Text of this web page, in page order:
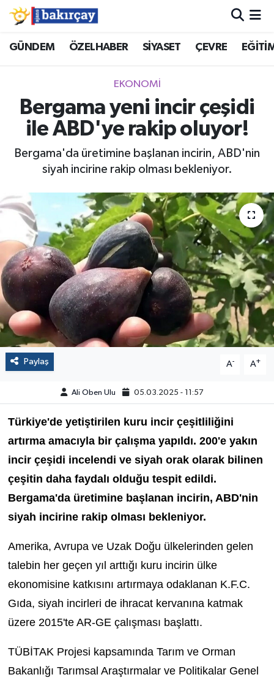
GÜNDEM ÖZELHABER SİYASET ÇEVRE
EKONOMİ
Bergama yeni incir çeşidi
ile ABD'ye rakip oluyor!
Bergama'da üretimine başlanan incirin, ABD'nin
siyah incirine rakip olması bekleniyor.
Paylaş A- A+
Ali Oben Ulu 05.03.2025 - 11:57
Türkiye'de yetiştirilen kuru incir çeşitliliğini
artırma amacıyla bir çalışma yapıldı. 200'e yakın
incir çeşidi incelendi ve siyah orak olarak bilinen
çeşitin daha faydalı olduğu tespit edildi.
Bergama'da üretimine başlanan incirin, ABD'nin
siyah incirine rakip olması bekleniyor.
Amerika, Avrupa ve Uzak Doğu ülkelerinden gelen
talebin her geçen yıl arttığı kuru incirin ülke
ekonomisine katkısını artırmaya odaklanan K.F.C.
Gıda, siyah incirleri de ihracat kervanına katmak
üzere 2015'te AR-GE çalışması başlattı.
TÜBİTAK Projesi kapsamında Tarım ve Orman
Bakanlığı Tarımsal Araştırmalar ve Politikalar Genel
İzmir Nöbetçi Eczaneler
İzmir Namaz Vakitleri
İzmir Trafik Yoğunluk Haritası
Süper Lig Puan Durumu ve Fikstür
Tüm Manşetler
Son Dakika Haberleri
Haber Arşivi